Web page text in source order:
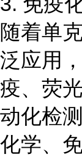
随着单
泛应用
疫、荧
动化检
化学、